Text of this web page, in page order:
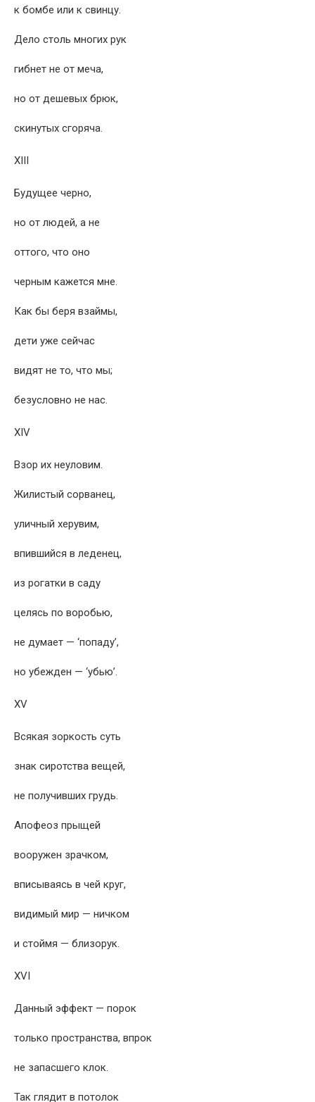
к бомбе или к свинцу.
Дело столь многих рук
гибнет не от меча,
но от дешевых брюк,
скинутых сгоряча.
XIII
Будущее черно,
но от людей, а не
оттого, что оно
черным кажется мне.
Как бы беря взаймы,
дети уже сейчас
видят не то, что мы;
безусловно не нас.
XIV
Взор их неуловим.
Жилистый сорванец,
уличный херувим,
впившийся в леденец,
из рогатки в саду
целясь по воробью,
не думает — ‘попаду’,
но убежден — ‘убью’.
XV
Всякая зоркость суть
знак сиротства вещей,
не получивших грудь.
Апофеоз прыщей
вооружен зрачком,
вписываясь в чей круг,
видимый мир — ничком
и стоймя — близорук.
XVI
Данный эффект — порок
только пространства, впрок
не запасшего клок.
Так глядит в потолок